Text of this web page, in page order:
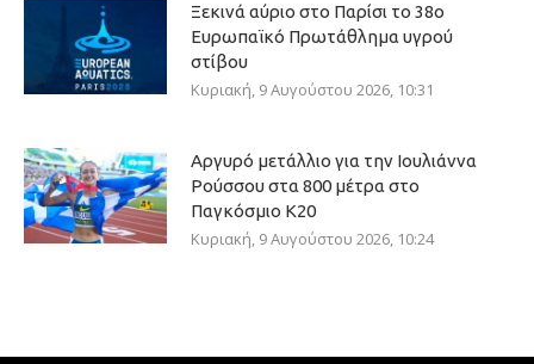
Ξεκινά αύριο στο Παρίσι το 38ο
Ευρωπαϊκό Πρωτάθλημα υγρού
στίβου
Κυριακή, 9 Αυγούστου 2026, 10:31
Αργυρό μετάλλιο για την Ιουλιάννα
Ρούσσου στα 800 μέτρα στο
Παγκόσμιο Κ20
Κυριακή, 9 Αυγούστου 2026, 10:24